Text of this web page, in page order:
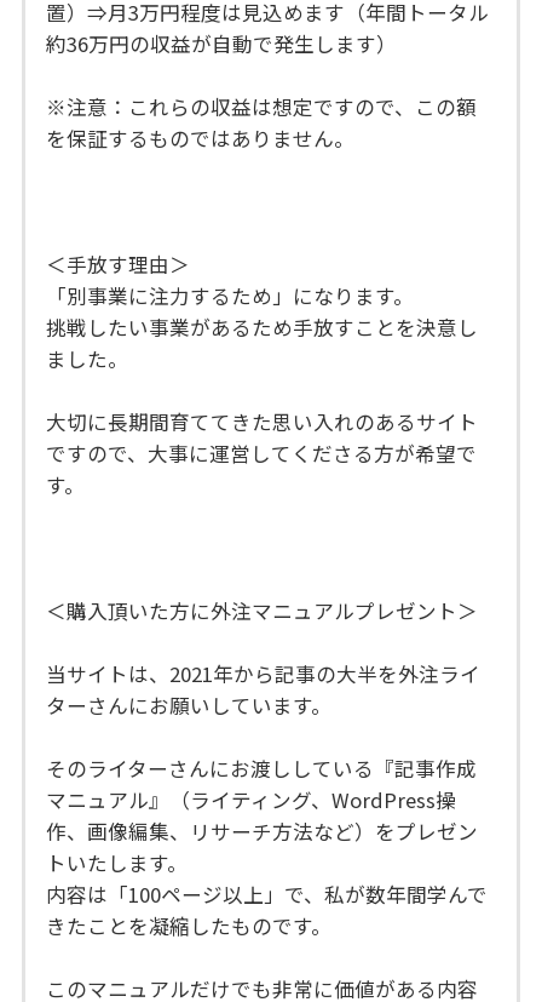
置）⇒月3万円程度は見込めます（年間トータル
約36万円の収益が自動で発生します）
※注意：これらの収益は想定ですので、この額
を保証するものではありません。
＜手放す理由＞
「別事業に注力するため」になります。
挑戦したい事業があるため手放すことを決意し
ました。
大切に長期間育ててきた思い入れのあるサイト
ですので、大事に運営してくださる方が希望で
す。
＜購入頂いた方に外注マニュアルプレゼント＞
当サイトは、2021年から記事の大半を外注ライ
ターさんにお願いしています。
そのライターさんにお渡ししている『記事作成
マニュアル』（ライティング、WordPress操
作、画像編集、リサーチ方法など）をプレゼン
トいたします。
内容は「100ページ以上」で、私が数年間学んで
きたことを凝縮したものです。
このマニュアルだけでも非常に価値がある内容